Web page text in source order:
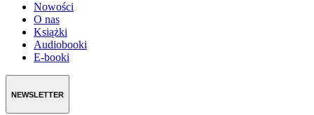
Nowości
O nas
Książki
Audiobooki
E-booki
NEWSLETTER